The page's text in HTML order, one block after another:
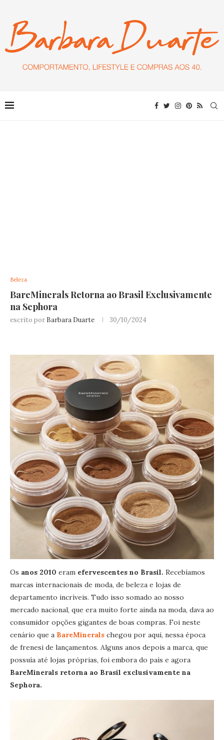
Beleza
BareMinerals Retorna ao Brasil Exclusivamente
na Sephora
escrito por Barbara Duarte 30/10/2024
Os anos 2010 eram efervescentes no Brasil. Recebíamos
marcas internacionais de moda, de beleza e lojas de
departamento incríveis. Tudo isso somado ao nosso
mercado nacional, que era muito forte ainda na moda, dava ao
consumidor opções gigantes de boas compras. Foi neste
cenário que a BareMinerals chegou por aqui, nessa época
de frenesi de lançamentos. Alguns anos depois a marca, que
possuía até lojas próprias, foi embora do país e agora
BareMinerals retorna ao Brasil exclusivamente na
Sephora.